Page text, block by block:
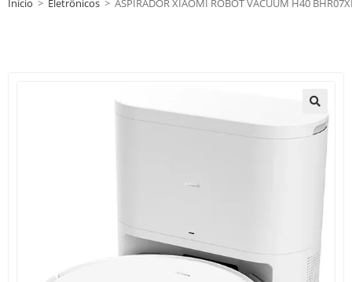
Início > Eletrônicos > ASPIRADOR XIAOMI ROBOT VACUUM H40